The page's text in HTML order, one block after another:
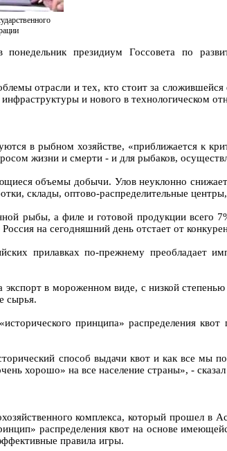
президиум Госсовета по
отрасли и тех, кто стоит за
инфраструктуры и нового в технологическом
в рыбном хозяйстве, «приближается к
жизни и смерти - и для рыбаков,
объемы добычи. Улов неуклонно
склады, оптово-распределительные
рыбы, а филе и готовой продукции всего
на сегодняшний день отстает от
прилавках по-прежнему преобладает
в мороженном виде, с низкой
сырья.
принципа» распределения
способ выдачи квот и как все мы
хорошо» на все население страны», -
комплекса, который прошел в
распределения квот на основе
правила игры.